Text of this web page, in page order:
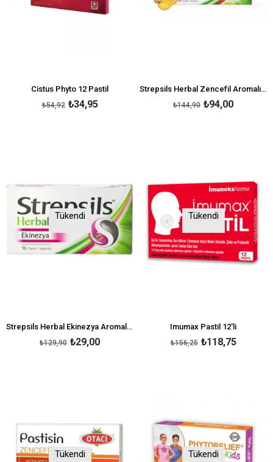
Cistus Phyto 12 Pastil
₺34,95
₺54,92
Strepsils Herbal Zencefil Aromalı 16 Pastil
₺94,00
₺144,90
Tükendi
Strepsils Herbal Ekinezya Aromalı 16 Pastil
₺29,00
₺129,90
Tükendi
Imumax Pastil 12'li
₺118,75
₺156,25
Tükendi Tükendi